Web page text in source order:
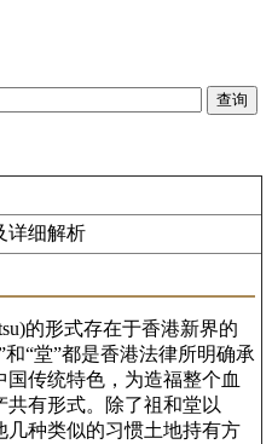
详细解析
的形式存在于香港新界的
“堂”都是香港法律所明确承
传统特色，为造福整个血
共有形式。除了祖和堂以
几种类似的习惯土地持有方